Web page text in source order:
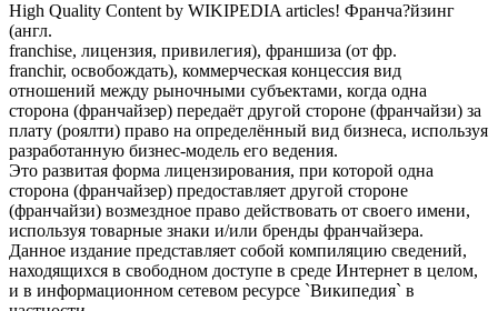
High Quality Content by WIKIPEDIA articles! Франча?йзинг
(англ.
franchise, лицензия, привилегия), франшиза (от фр.
franchir, освобождать), коммерческая концессия вид
отношений между рыночными субъектами, когда одна
сторона (франчайзер) передаёт другой стороне (франчайзи) за
плату (роялти) право на определённый вид бизнеса, используя
разработанную бизнес-модель его ведения.
Это развитая форма лицензирования, при которой одна
сторона (франчайзер) предоставляет другой стороне
(франчайзи) возмездное право действовать от своего имени,
используя товарные знаки и/или бренды франчайзера.
Данное издание представляет собой компиляцию сведений,
находящихся в свободном доступе в среде Интернет в целом,
и в информационном сетевом ресурсе `Википедия` в